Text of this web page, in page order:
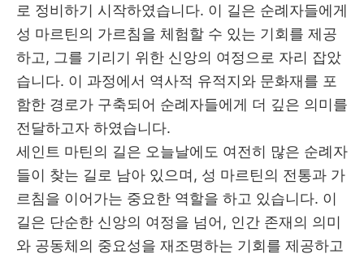
로 정비하기 시작하였습니다. 이 길은 순례자들에게
성 마르틴의 가르침을 체험할 수 있는 기회를 제공
하고 , 그를 기리기 위한 신앙의 여정으로 자리 잡았
습니다. 이 과정에서 역사적 유적지와 문화재를 포
함한 경로가 구축되어 순례자들에게 더 깊은 의미를
전달하고자 하였습니다.
세인트 마틴의 길은 오늘날에도 여전히 많은 순례자
들이 찾는 길로 남아 있으며, 성 마르틴의 전통과 가
르침을 이어가는 중요한 역할을 하고 있습니다. 이
길은 단순한 신앙의 여정을 넘어, 인간 존재의 의미
와 공동체의 중요성을 재조명하는 기회를 제공하고